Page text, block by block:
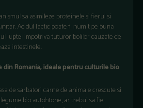
sa asimileze proteinele si fierul si
Acidul lactic poate fi numit pe buna
luptei impotriva tuturor bolilor cauzate de
intestinele.
Romania, ideale pentru culturile bio
de sarbatori carne de animale crescute si
bio autohtone, ar trebui sa fie